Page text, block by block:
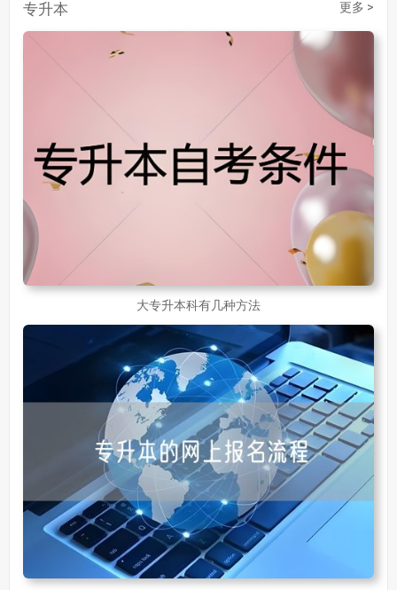
成人大专学历提升多少钱
30岁怎么提升学历
成人初中学历怎么提升中专学历啊
专升本 更多 >
大专升本科有几种方法